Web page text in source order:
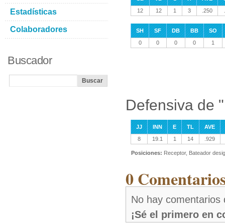
12
12 1 3 .250
SH SF DB BB
SO
0
0 0 0 1
Defensiva de
JJ INN E TL
AVE
8
19.1 1 14 .929
Posiciones: Receptor, Bateador
0
No hay comentarios
¡Sé el primero en
Estadísticas
Colaboradores
Buscador